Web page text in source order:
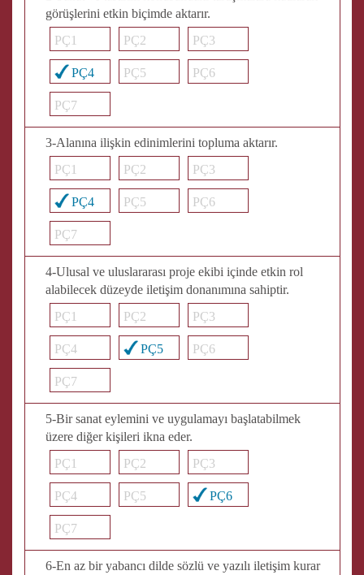
görüşlerini etkin biçimde aktarır.
PÇ1
PÇ2 PÇ3
PÇ4 PÇ5 PÇ6
PÇ7
3-Alanına ilişkin edinimlerini topluma aktarır.
PÇ1
PÇ2 PÇ3
PÇ4 PÇ5 PÇ6
PÇ7
4-Ulusal ve uluslararası proje ekibi içinde etkin rol
alabilecek düzeyde iletişim donanımına sahiptir.
PÇ1
PÇ2 PÇ3
PÇ4 PÇ5 PÇ6
PÇ7
5-Bir sanat eylemini ve uygulamayı başlatabilmek
üzere diğer kişileri ikna eder.
PÇ1
PÇ2 PÇ3
PÇ4 PÇ5 PÇ6
PÇ7
6-En az bir yabancı dilde sözlü ve yazılı iletişim kurar